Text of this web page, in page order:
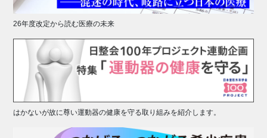
26年度改定から読む医療の未来
はかないが故に尊い運動器の健康を守る取り組みを紹介します。